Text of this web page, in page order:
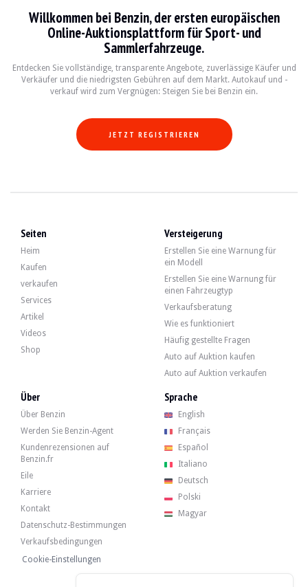
Le Hummer H2 est un véhicule tout-terrain emblématique produit entre
Fiche technique
Années de production Moteur Puissance
Hummer H2 — Verkauft
Hummer H2 - 2003
15 000 €
Hummer H2 - 2003
Hummer H2 - 2002
Hummer H2 6.0 - 2003
Willkommen bei Benzin, der ersten europäischen
Online-Auktionsplattform für Sport- und
Sammlerfahrzeuge.
Entdecken Sie vollständige, transparente Angebote, zuverlässige Käufer und
Verkäufer und die niedrigsten Gebühren auf dem Markt. Autokauf und -
verkauf wird zum Vergnügen: Steigen Sie bei Benzin ein.
JETZT REGISTRIEREN
Seiten
Heim
Kaufen
verkaufen
Services
Artikel
Videos
Shop
Versteigerung
Erstellen Sie eine Warnung für
ein Modell
Erstellen Sie eine Warnung für
einen Fahrzeugtyp
Verkaufsberatung
Wie es funktioniert
Häufig gestellte Fragen
Auto auf Auktion kaufen
Auto auf Auktion verkaufen
Über
Über Benzin
Werden Sie Benzin-Agent
Kundenrezensionen auf
Benzin.fr
Eile
Karriere
Kontakt
Datenschutz-Bestimmungen
Verkaufsbedingungen
Cookie-Einstellungen
Sprache
English
Français
Español
Italiano
Deutsch
Polski
Magyar